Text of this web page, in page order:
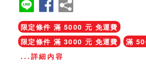
限定條件 滿 5000 元 免運費
限定條件 滿 3000 元 免運費
滿
...詳細內容